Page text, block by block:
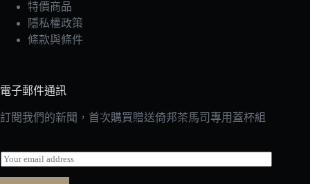
特價商品
隱私權政策
條款與條件
電子郵件通訊
訂閱我們的新聞，首次購買贈送倚邦茶馬司專用蓋杯組
E
m
a